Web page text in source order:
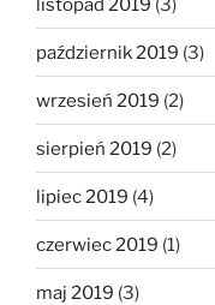
listopad 2019 (3)
październik 2019 (3)
wrzesień 2019 (2)
sierpień 2019 (2)
lipiec 2019 (4)
czerwiec 2019 (1)
maj 2019 (3)